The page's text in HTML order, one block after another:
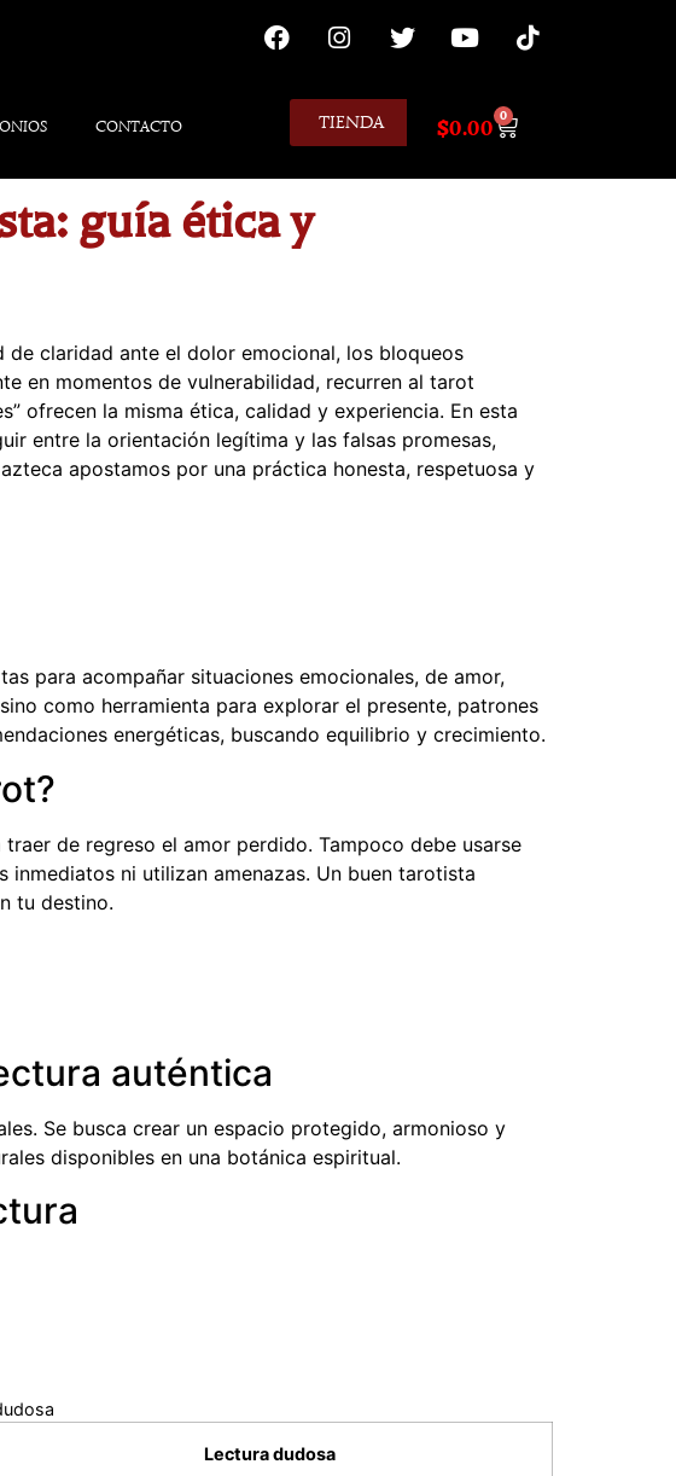
CONTACTO TIENDA $0.00 0
guía ética y
claridad ante el dolor emocional, los bloqueos
en momentos de vulnerabilidad, recurren al tarot
ofrecen la misma ética, calidad y experiencia. En esta
entre la orientación legítima y las falsas promesas,
apostamos por una práctica honesta, respetuosa y
para acompañar situaciones emocionales, de amor,
como herramienta para explorar el presente, patrones
energéticas, buscando equilibrio y crecimiento.
de regreso el amor perdido. Tampoco debe usarse
ni utilizan amenazas. Un buen tarotista
tu destino.
auténtica
Se busca crear un espacio protegido, armonioso y
disponibles en una botánica espiritual.
Lectura dudosa